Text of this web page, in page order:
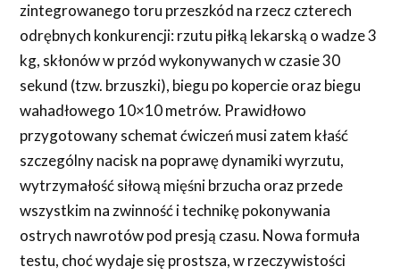
zintegrowanego toru przeszkód na rzecz czterech
odrębnych konkurencji: rzutu piłką lekarską o wadze 3
kg, skłonów w przód wykonywanych w czasie 30
sekund (tzw. brzuszki), biegu po kopercie oraz biegu
wahadłowego 10×10 metrów. Prawidłowo
przygotowany schemat ćwiczeń musi zatem kłaść
szczególny nacisk na poprawę dynamiki wyrzutu,
wytrzymałość siłową mięśni brzucha oraz przede
wszystkim na zwinność i technikę pokonywania
ostrych nawrotów pod presją czasu. Nowa formuła
testu, choć wydaje się prostsza, w rzeczywistości